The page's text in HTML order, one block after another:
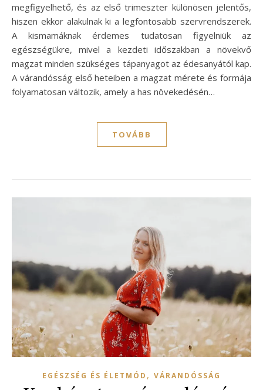
megfigyelhető, és az első trimeszter különösen jelentős,
hiszen ekkor alakulnak ki a legfontosabb szervrendszerek.
A kismamáknak érdemes tudatosan figyelniük az
egészségükre, mivel a kezdeti időszakban a növekvő
magzat minden szükséges tápanyagot az édesanyától kap.
A várandósság első heteiben a magzat mérete és formája
folyamatosan változik, amely a has növekedésén…
TOVÁBB
EGÉSZSÉG ÉS ÉLETMÓD , VÁRANDÓSSÁG